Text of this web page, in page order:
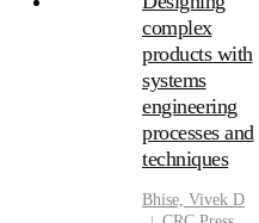
complex
products with
systems
engineering
processes and
techniques
Bhise, Vivek D